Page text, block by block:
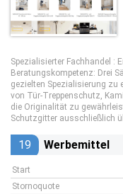
Spezialisierter Fachhandel :
Beratungskompetenz: Drei
gezielten Spezialisierung zu
von Tür-Treppenschutz,
die Originalität zu
Schutzgitter ausschließlich
19 Werbemittel
Start
Stornoquote